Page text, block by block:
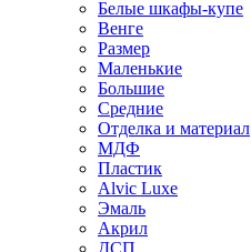
Белые шкафы-купе
Венге
Размер
Маленькие
Большие
Средние
Отделка и материал
МДФ
Пластик
Alvic Luxe
Эмаль
Акрил
ДСП